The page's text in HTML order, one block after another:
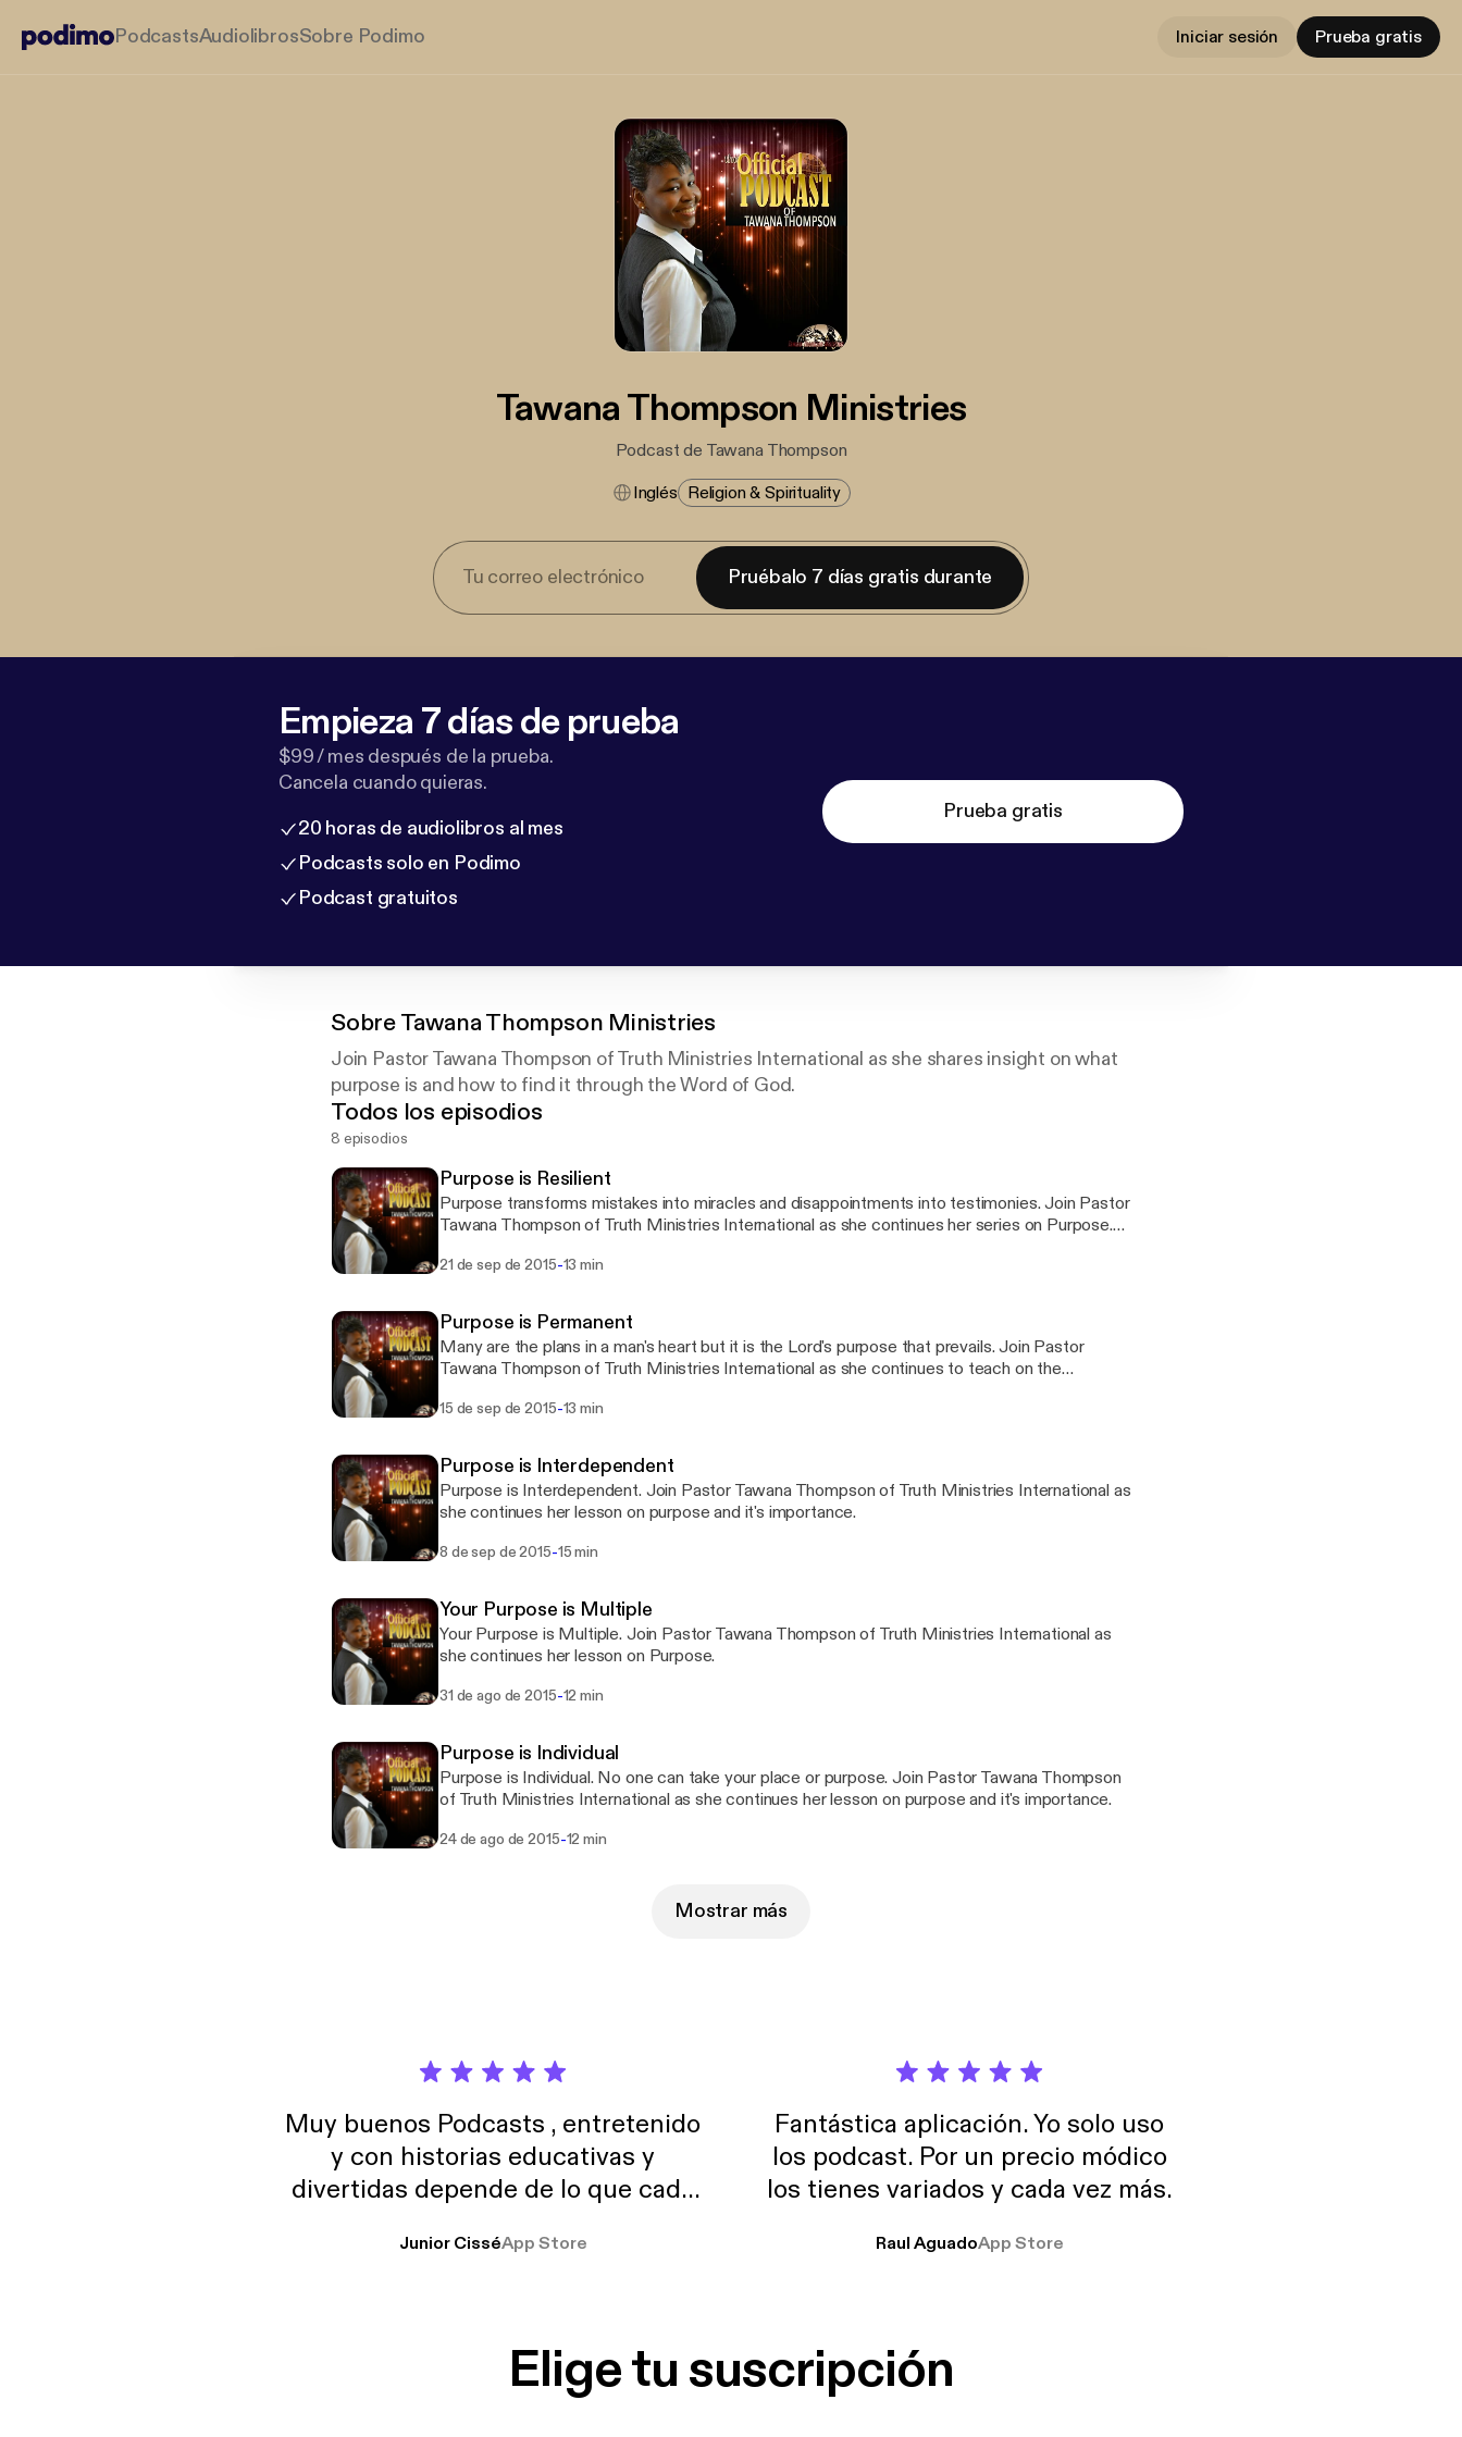
PodcastsAudiolibrosSobre Podimo Iniciar sesión Prueba gratis
Tawana Thompson Ministries
Podcast de Tawana Thompson
Inglés Religion & Spirituality
Pruébalo 7 días gratis durante
Empieza 7 días de prueba
$99 / mes después de la prueba.
Cancela cuando quieras.
20 horas de audiolibros al mes
Podcasts solo en Podimo
Podcast gratuitos
Prueba gratis
SobreTawana Thompson Ministries
Join Pastor Tawana Thompson of Truth Ministries International as she shares insight on what
purpose is and how to find it through the Word of God.
Todos los episodios
8 episodios
Purpose is Resilient
Purpose transforms mistakes into miracles and disappointments into testimonies. Join Pastor
Tawana Thompson of Truth Ministries International as she continues her series on Purpose.
the goal intended.
21 de sep de 2015-13 min
Purpose is Permanent
Many are the plans in a man's heart but it is the Lord's purpose that prevails. Join Pastor
Tawana Thompson of Truth Ministries International as she continues to teach on the
15 de sep de 2015-13 min
Purpose is Interdependent
Purpose is Interdependent. Join Pastor Tawana Thompson of Truth Ministries International as
she continues her lesson on purpose and it's importance.
8 de sep de 2015-15 min
Your Purpose is Multiple
Your Purpose is Multiple. Join Pastor Tawana Thompson of Truth Ministries International as
she continues her lesson on Purpose.
31 de ago de 2015-12 min
Purpose is Individual
Purpose is Individual. No one can take your place or purpose. Join Pastor Tawana Thompson
of Truth Ministries International as she continues her lesson on purpose and it's importance.
24 de ago de 2015-12 min
Mostrar más
Muy buenos Podcasts , entretenido
y con historias educativas y
divertidas depende de lo que cada
trabajo ya que estoy muchas horas
Junior CisséApp Store
Fantástica aplicación. Yo solo uso
los podcast. Por un precio módico
los tienes variados y cada vez más.
Raul AguadoApp Store
Elige tu suscripción